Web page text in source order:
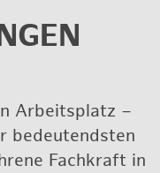
Ar­beits­platz –
be­deu­tends­ten
Fach­kraft in